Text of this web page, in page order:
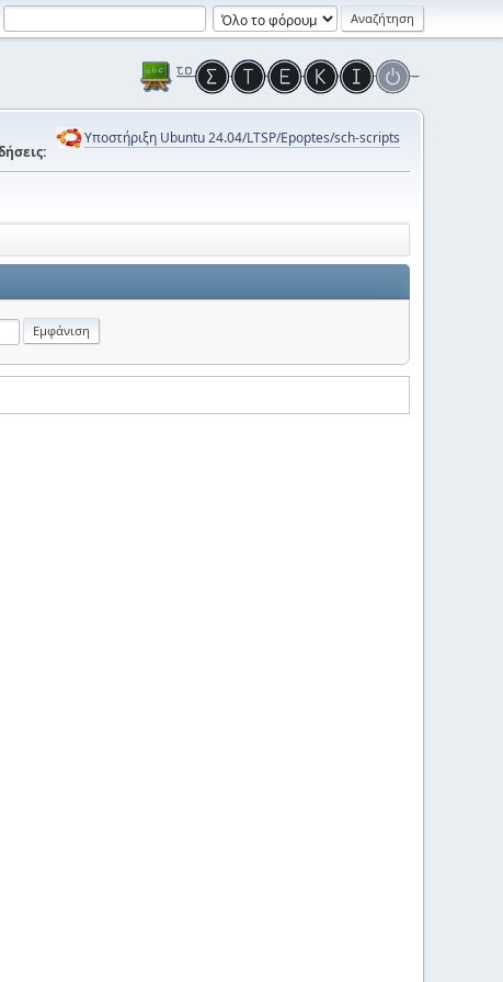
Υποστήριξη Ubuntu 24.04/LTSP/Epoptes/sch-scripts